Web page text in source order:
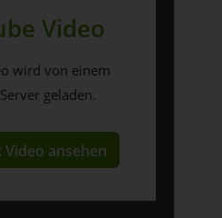
Video
wird von einem
geladen.
Video ansehen